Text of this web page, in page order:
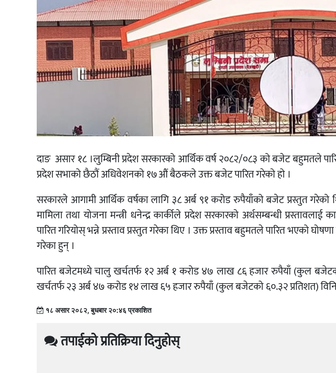
दाङ असार १८ ।लुम्बिनी प्रदेश सरकारको आर्थिक वर्ष २०८२/०८३ को बजेट बहुमतले
प्रदेश सभाको छैठौं अधिवेशनको १७औं बैठकले उक्त बजेट पारित गरेको हो ।
सरकारले आगामी आर्थिक वर्षका लागि ३८ अर्ब ९१ करोड रुपैयाँको बजेट प्रस्तुत गरेको
मामिला तथा योजना मन्त्री धनेन्द्र कार्कीले प्रदेश सरकारको अर्थसम्बन्धी प्रस्तावलाई
पारित गरियोस् भन्ने प्रस्ताव प्रस्तुत गरेका थिए । उक्त प्रस्ताव बहुमतले पारित भएको
गरेका हुन् ।
पारित बजेटमध्ये चालु खर्चतर्फ १२ अर्ब १ करोड ४७ लाख ८६ हजार रुपैयाँ (कुल
खर्चतर्फ २३ अर्ब ४७ करोड १४ लाख ६५ हजार रुपैयाँ (कुल बजेटको ६०.३२ प्रतिशत)
१८ असार २०८२, बुधबार २०:४६ प्रकाशित
तपाईको प्रतिक्रिया दिनुहोस्